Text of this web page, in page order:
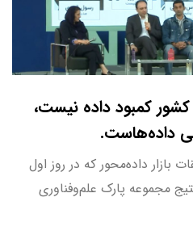
کمبود داده نیست،
داده‌هاست.
بازار داده‌محور که در روز اول
اینوتکس 2025 در استیج مجموعه پارک علم‌وفناوری